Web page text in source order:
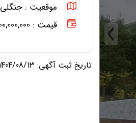
موقعیت : جنگلی
قیمت : 4,000,000,000 تومان /
تاریخ ثبت آگهی: 1404/08/13